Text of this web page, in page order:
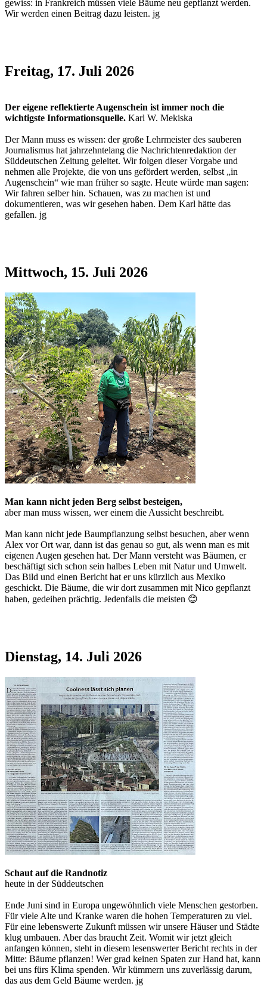
gewiss: in Frankreich müssen viele Bäume neu gepflanzt werden.
Wir werden einen Beitrag dazu leisten. jg
Freitag, 17. Juli 2026
Der eigene reflektierte Augenschein ist immer noch die
wichtigste Informationsquelle. Karl W. Mekiska
Der Mann muss es wissen: der große Lehrmeister des sauberen
Journalismus hat jahrzehntelang die Nachrichtenredaktion der
Süddeutschen Zeitung geleitet. Wir folgen dieser Vorgabe und
nehmen alle Projekte, die von uns gefördert werden, selbst „in
Augenschein“ wie man früher so sagte. Heute würde man sagen:
Wir fahren selber hin. Schauen, was zu machen ist und
dokumentieren, was wir gesehen haben. Dem Karl hätte das
gefallen. jg
Mittwoch, 15. Juli 2026
Man kann nicht jeden Berg selbst besteigen,
aber man muss wissen, wer einem die Aussicht beschreibt.
Man kann nicht jede Baumpflanzung selbst besuchen, aber wenn
Alex vor Ort war, dann ist das genau so gut, als wenn man es mit
eigenen Augen gesehen hat. Der Mann versteht was Bäumen, er
beschäftigt sich schon sein halbes Leben mit Natur und Umwelt.
Das Bild und einen Bericht hat er uns kürzlich aus Mexiko
geschickt. Die Bäume, die wir dort zusammen mit Nico gepflanzt
haben, gedeihen prächtig. Jedenfalls die meisten 😊
Dienstag, 14. Juli 2026
Schaut auf die Randnotiz
heute in der Süddeutschen
Ende Juni sind in Europa ungewöhnlich viele Menschen gestorben.
Für viele Alte und Kranke waren die hohen Temperaturen zu viel.
Für eine lebenswerte Zukunft müssen wir unsere Häuser und Städte
klug umbauen. Aber das braucht Zeit. Womit wir jetzt gleich
anfangen können, steht in diesem lesenswerter Bericht rechts in der
Mitte: Bäume pflanzen! Wer grad keinen Spaten zur Hand hat, kann
bei uns fürs Klima spenden. Wir kümmern uns zuverlässig darum,
das aus dem Geld Bäume werden. jg